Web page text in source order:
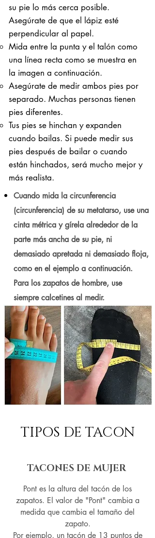
su pie lo más cerca posible.
Asegúrate de que el lápiz esté
perpendicular al papel.
Mida entre la punta y el talón como
una línea recta como se muestra en
la imagen a continuación.
Asegúrate de medir ambos pies por
separado. Muchas personas tienen
pies diferentes.
Tus pies se hinchan y expanden
cuando bailas. Si puede medir sus
pies después de bailar o cuando
están hinchados, será mucho mejor y
más realista.
Cuando mida la circunferencia
(circunferencia) de su metatarso, use una
cinta métrica y gírela alrededor de la
parte más ancha de su pie, ni
demasiado apretada ni demasiado floja,
como en el ejemplo a continuación.
Para los zapatos de hombre, use
siempre calcetines al medir.
TIPOS DE TACON
TACONES DE MUJER
Pont es la altura del tacón de los
zapatos. El valor de "Pont" cambia a
medida que cambia el tamaño del
zapato.
Por ejemplo, un tacón de 13 puntos de